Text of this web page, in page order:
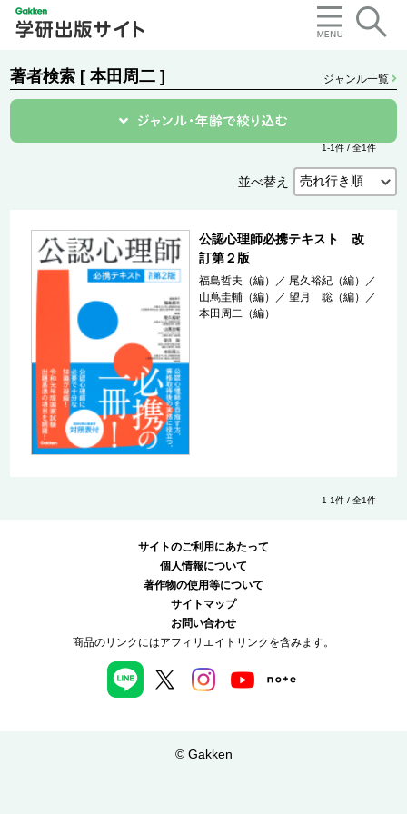
著者検索 [ 本田周二 ] ジャンル一覧
1-1件 / 全1件
並べ替え
公認心理師必携テキスト 改
訂第２版
福島哲夫（編） ／ 尾久裕紀（編）
／
山蔦圭輔（編）
／望月 聡（編）
／
本田周二（編）
1-1件 / 全1件
サイトのご利用にあたって
個人情報について
著作物の使用等について
サイトマップ
お問い合わせ
商品のリンクにはアフィリエイトリンクを含みます。
© Gakken